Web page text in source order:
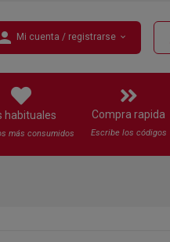
Mi cuenta / registrarse expand_more
habituales
más consumidos
Compra rapida
Escribe los códigos